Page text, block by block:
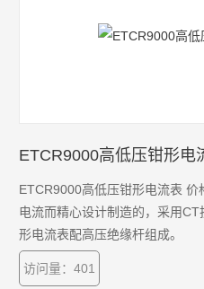
ETCR9000高低压钳形电
ETCR9000高低压钳形电流表
电流而精心设计制造的，采用
形电流表配高压绝缘杆组成。
访问量：401